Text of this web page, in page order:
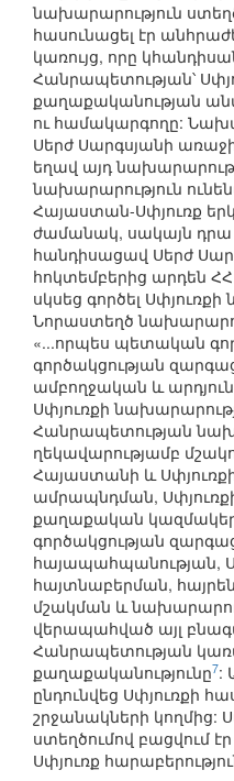
նախարարություն
հասունացել էր
կառույց, որը
Հանրապետության՝
քաղաքականության
ու համակարգողը:
Սերժ Սարգսյանի
եղավ այդ
նախարարություն
Հայաստան-Սփյուռք
ժամանակ, սակայն դրա
հանդիսացավ Սերժ
հոկտեմբերից արդեն
սկսեց գործել
Նորաստեղծ
«...որպես պետական
գործակցության
ամբողջական և
Սփյուռքի
Հանրապետության
ղեկավարությամբ
Հայաստանի և
ամրապնդման,
քաղաքական
գործակցության
հայապահպանության,
հայտնաբերման,
մշակման և
վերապահված այլ
Հանրապետության
քաղաքականությունը7:
ընդունվեց Սփյուռքի
շրջանակների կողմից:
ստեղծումով բացվում
Սփյուռք